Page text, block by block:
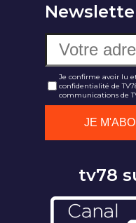
Je confirme avoir lu
confidentialité de
communications de
tv78